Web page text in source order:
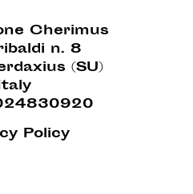
Cherimus
n. 8
(SU)
Policy